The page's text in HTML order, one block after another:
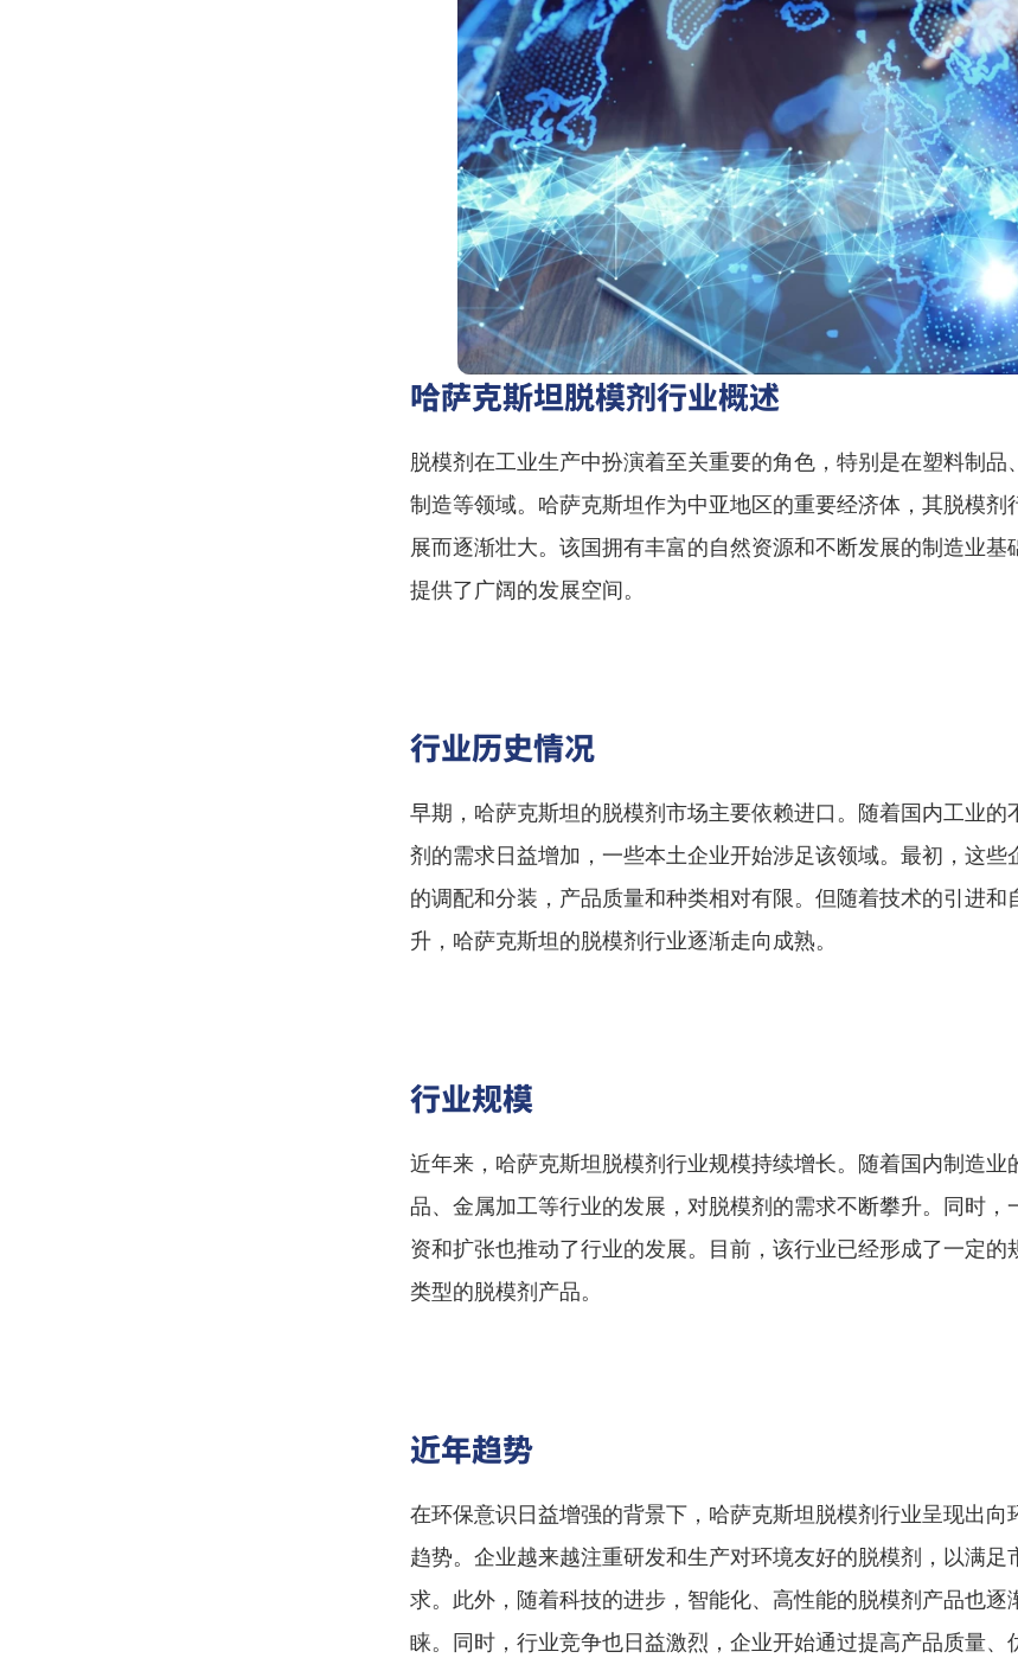
哈萨克斯坦脱模剂行业概述
脱模剂在工业生产中扮演着至关重要的角色，特别是在塑料制品
制造等领域。哈萨克斯坦作为中亚地区的重要经济体，其脱模剂
展而逐渐壮大。该国拥有丰富的自然资源和不断发展的制造业基
提供了广阔的发展空间。
行业历史情况
早期，哈萨克斯坦的脱模剂市场主要依赖进口。随着国内工业的
剂的需求日益增加，一些本土企业开始涉足该领域。最初，这些
的调配和分装，产品质量和种类相对有限。但随着技术的引进和
升，哈萨克斯坦的脱模剂行业逐渐走向成熟。
行业规模
近年来，哈萨克斯坦脱模剂行业规模持续增长。随着国内制造业
品、金属加工等行业的发展，对脱模剂的需求不断攀升。同时，
资和扩张也推动了行业的发展。目前，该行业已经形成了一定的
类型的脱模剂产品。
近年趋势
在环保意识日益增强的背景下，哈萨克斯坦脱模剂行业呈现出向
趋势。企业越来越注重研发和生产对环境友好的脱模剂，以满足
求。此外，随着科技的进步，智能化、高性能的脱模剂产品也逐
睐。同时，行业竞争也日益激烈，企业开始通过提高产品质量、